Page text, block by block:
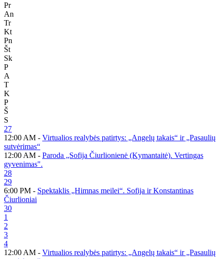
Pr
An
Tr
Kt
Pn
Št
Sk
P
A
T
K
P
Š
S
27
12:00 AM - Virtualios realybės patirtys: „Angelų takais“ ir „Pasaulių
sutvėrimas“
12:00 AM - Paroda „Sofija Čiurlionienė (Kymantaitė). Vertingas
gyvenimas".
28
29
6:00 PM - Spektaklis „Himnas meilei“. Sofija ir Konstantinas
Čiurlioniai
30
1
2
3
4
12:00 AM - Virtualios realybės patirtys: „Angelų takais“ ir „Pasaulių